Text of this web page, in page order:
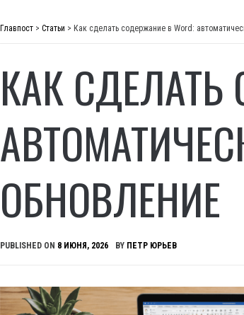
Главпост > Статьи > Как сделать содержание в Word:
КАК СДЕЛАТЬ
ОБНОВЛЕНИЕ
PUBLISHED ON 8 ИЮНЯ, 2026 BY ПЕТР ЮРЬЕВ